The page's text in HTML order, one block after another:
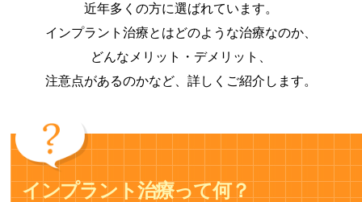
近年多くの方に選ばれています。
インプラント治療とはどのような治療なのか、
どんなメリット・デメリット、
注意点があるのかなど、詳しくご紹介します。
インプラント治療って何？